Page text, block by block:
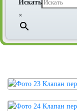
Искать
×